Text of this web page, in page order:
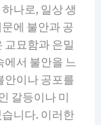
나로, 일상 생
에 불안과 공
교묘함과 은밀
에서 불안을 느
안이나 공포를
갈등이나 미
니다. 이러한